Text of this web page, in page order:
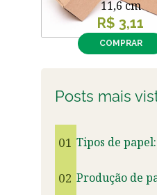
11,6 cm
R$ 3,11
COMPRAR
Posts mais
01 Tipos de
02 Produção de